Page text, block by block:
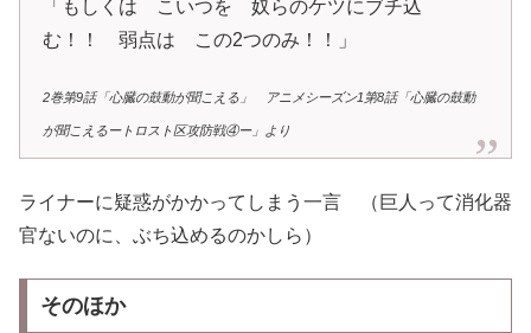
「もしくは こいつを 奴らのケツにブチ込
む！！ 弱点は この2つのみ！！」
2巻第9話「心臓の鼓動が聞こえる」 アニメシーズン1第8話「心臓の鼓動
が聞こえるートロスト区攻防戦④ー」より
ライナーに疑惑がかかってしまう一言 （巨人って消化器
官ないのに、ぶち込めるのかしら）
そのほか